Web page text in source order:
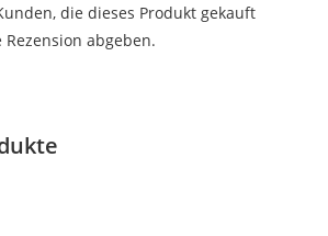
die dieses Produkt gekauft
abgeben.